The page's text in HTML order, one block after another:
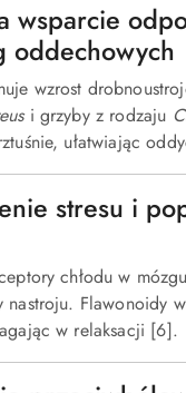
wsparcie
oddechowych
wzrost
i grzyby z rodzaju
ułatwiając
stresu i
chłodu w
Flawonoidy
w relaksacji [6].